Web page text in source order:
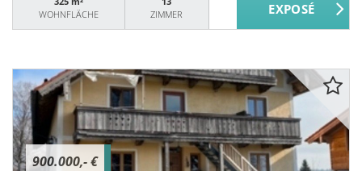
WOHNFLÄCHE
ZIMMER
900.000,- €